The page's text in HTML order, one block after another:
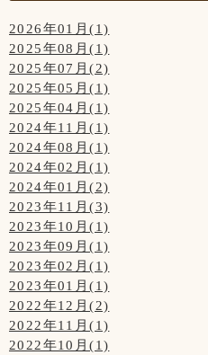
2026年01月(1)
2025年08月(1)
2025年07月(2)
2025年05月(1)
2025年04月(1)
2024年11月(1)
2024年08月(1)
2024年02月(1)
2024年01月(2)
2023年11月(3)
2023年10月(1)
2023年09月(1)
2023年02月(1)
2023年01月(1)
2022年12月(2)
2022年11月(1)
2022年10月(1)